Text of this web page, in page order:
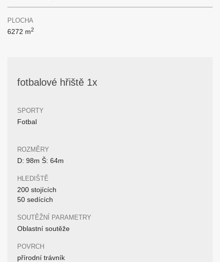
PLOCHA
6272 m2
fotbalové hřiště 1x
SPORTY
Fotbal
ROZMĚRY
D: 98m Š: 64m
HLEDIŠTĚ
200 stojících
50 sedících
SOUTĚŽNÍ PARAMETRY
Oblastní soutěže
POVRCH
přírodní trávník